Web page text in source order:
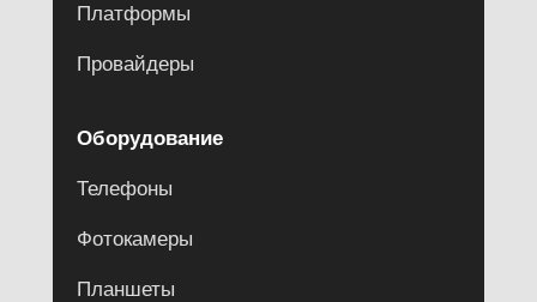
Платформы
Провайдеры
Оборудование
Телефоны
Фотокамеры
Планшеты